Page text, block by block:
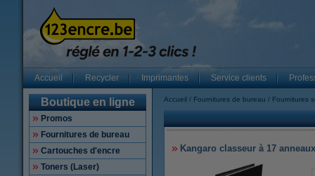
Accueil Recycler Imprimantes Service clients
Boutique en ligne
Promos
Fournitures de bureau
Cartouches d'encre
Toners (Laser)
Accueil Fournitures de bureau Fournitures
Kangaro classeur à 17